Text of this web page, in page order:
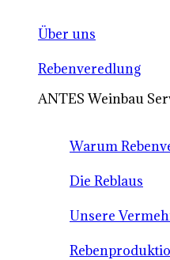
Über uns
Rebenveredlung
ANTES Weinbau
Warum
Die Reblaus
Unsere